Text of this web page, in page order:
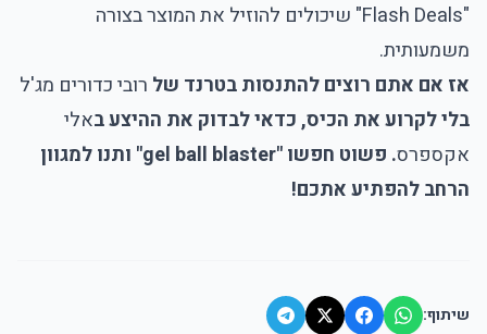
"Flash Deals" שיכולים להוזיל את המוצר בצורה
משמעותית.
אז אם אתם רוצים להתנסות בטרנד של רובי כדורים מג'ל
בלי לקרוע את הכיס, כדאי לבדוק את ההיצע באלי
אקספרס
. פשוט חפשו "gel ball blaster" ותנו למגוון
הרחב להפתיע אתכם!
שיתוף: